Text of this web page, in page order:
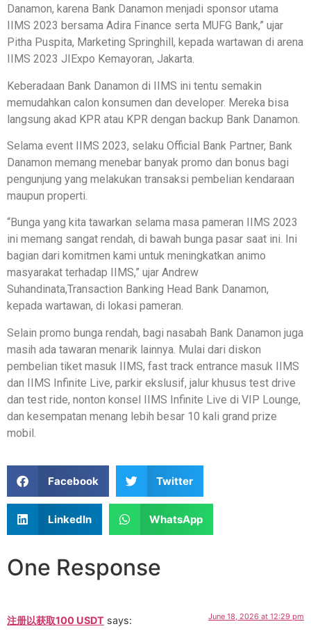
Danamon, karena Bank Danamon menjadi sponsor utama
IIMS 2023 bersama Adira Finance serta MUFG Bank,” ujar
Pitha Puspita, Marketing Springhill, kepada wartawan di arena
IIMS 2023 JIExpo Kemayoran, Jakarta.
Keberadaan Bank Danamon di IIMS ini tentu semakin
memudahkan calon konsumen dan developer. Mereka bisa
langsung akad KPR atau KPR dengan backup Bank Danamon.
Selama event IIMS 2023, selaku Official Bank Partner, Bank
Danamon memang menebar banyak promo dan bonus bagi
pengunjung yang melakukan transaksi pembelian kendaraan
maupun properti.
“Bunga yang kita tawarkan selama masa pameran IIMS 2023
ini memang sangat rendah, di bawah bunga pasar saat ini. Ini
bagian dari komitmen kami untuk meningkatkan animo
masyarakat terhadap IIMS,” ujar Andrew
Suhandinata,Transaction Banking Head Bank Danamon,
kepada wartawan, di lokasi pameran.
Selain promo bunga rendah, bagi nasabah Bank Danamon juga
masih ada tawaran menarik lainnya. Mulai dari diskon
pembelian tiket masuk IIMS, fast track entrance masuk IIMS
dan IIMS Infinite Live, parkir ekslusif, jalur khusus test drive
dan test ride, nonton konsel IIMS Infinite Live di VIP Lounge,
dan kesempatan menang lebih besar 10 kali grand prize
mobil.
Facebook Twitter
LinkedIn WhatsApp
One Response
注册以获取100 USDT says: June 18, 2026 at 12:29 pm